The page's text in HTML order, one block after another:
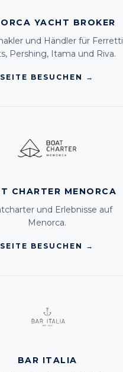
YACHT BROKER
und Händler für Ferretti
Pershing, Itama und Riva.
SEITE BESUCHEN →
CHARTER MENORCA
und Erlebnisse auf
Menorca.
SEITE BESUCHEN →
BAR ITALIA